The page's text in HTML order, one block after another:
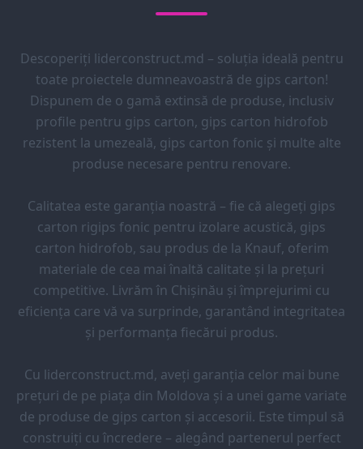
Descoperiți liderconstruct.md – soluția ideală pentru
toate proiectele dumneavoastră de gips carton!
Dispunem de o gamă extinsă de produse, inclusiv
profile pentru gips carton, gips carton hidrofob
rezistent la umezeală, gips carton fonic și multe alte
produse necesare pentru renovare.
Calitatea este garanția noastră – fie că alegeți gips
carton rigips fonic pentru izolare acustică, gips
carton hidrofob, sau produs de la Knauf, oferim
materiale de cea mai înaltă calitate și la prețuri
competitive. Livrăm în Chișinău și împrejurimi cu
eficiența care vă va surprinde, garantând integritatea
și performanța fiecărui produs.
Cu liderconstruct.md, aveți garanția celor mai bune
prețuri de pe piața din Moldova și a unei game variate
de produse de gips carton și accesorii. Este timpul să
construiți cu încredere – alegând partenerul perfect